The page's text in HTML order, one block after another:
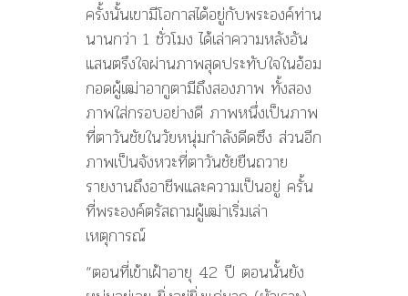
ครั้งนั้นเขามีโอกาสได้อยู่กับพระองค์ท่าน
นานกว่า 1 ชั่วโมง ได้เล่าความหลังอัน
แสนตรึงใจผ่านภาพสุดประทับใจในอ้อม
กอดผู้เฒ่าอากูตามีถึงสองภาพ ทั้งสอง
ภาพใส่กรอบอย่างดี ภาพหนึ่งเป็นภาพ
ที่ตาวันชัยในวัยหนุ่มกำลังดีดซึง ส่วนอีก
ภาพเป็นจังหวะที่ตาวันชัยยืนถวาย
รายงานถึงอาชีพและความเป็นอยู่ ครั้น
ที่พระองค์ตรัสถามผู้เฒ่าเริ่มเล่า
เหตุการณ์
“ตอนที่เข้าเฝ้าอายุ 42 ปี ตอนนั้นยัง